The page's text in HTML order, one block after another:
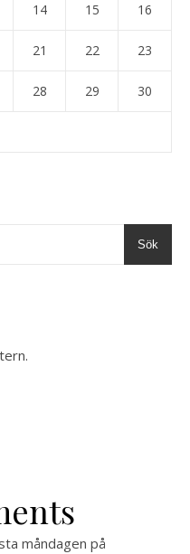
14 15 16
21 22 23
28 29 30
Sök
måndagen på